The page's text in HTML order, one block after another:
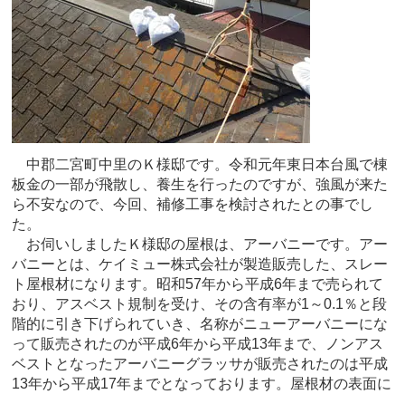
中郡二宮町中里のＫ様邸です。令和元年東日本台風で棟
板金の一部が飛散し、養生を行ったのですが、強風が来た
ら不安なので、今回、補修工事を検討されたとの事でし
た。
お伺いしましたＫ様邸の屋根は、アーバニーです。アー
バニーとは、ケイミュー株式会社が製造販売した、スレー
ト屋根材になります。昭和57年から平成6年まで売られて
おり、アスベスト規制を受け、その含有率が1～0.1％と段
階的に引き下げられていき、名称がニューアーバニーにな
って販売されたのが平成6年から平成13年まで、ノンアス
ベストとなったアーバニーグラッサが販売されたのは平成
13年から平成17年までとなっております。屋根材の表面に